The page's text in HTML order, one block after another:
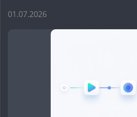
01.07.2026